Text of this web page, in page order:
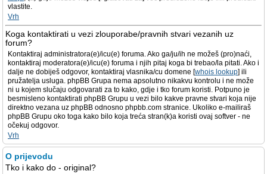
vlastite.
Vrh
Koga kontaktirati u vezi zlouporabe/pravnih stvari vezanih uz
forum?
Kontaktiraj administratora(e)/icu(e) foruma. Ako ga/ju/ih ne možeš (pro)naći,
kontaktiraj moderatora(e)/icu(e) foruma i njih pitaj koga bi trebao/la pitati. Ako i
dalje ne dobiješ odgovor, kontaktiraj vlasnika/cu domene [whois lookup] ili
pružatelja usluga. phpBB Grupa nema apsolutno nikakvu kontrolu i ne može
ni u kojem slučaju odgovarati za to kako, gdje i tko forum koristi. Potpuno je
besmisleno kontaktirati phpBB Grupu u vezi bilo kakve pravne stvari koja nije
direktno vezana uz phpBB odnosno phpbb.com stranice. Ukoliko e-mailiraš
phpBB Grupu oko toga kako bilo koja treća stran(k)a koristi ovaj softver - ne
očekuj odgovor.
Vrh
O prijevodu
Tko i kako do - original?